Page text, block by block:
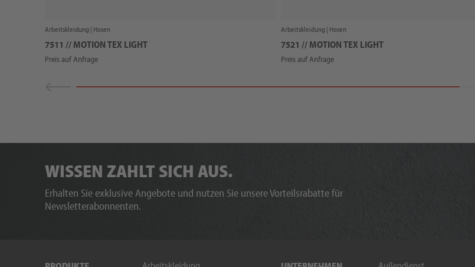
Arbeitskleidung | Hosen
7511 // MOTION TEX LIGHT
Preis auf Anfrage
Arbeitskleidung | Hosen
7521 // MOTION TEX LIGHT
Preis auf Anfrage
WISSEN ZAHLT SICH AUS.
Erhalten Sie exklusive Angebote und nutzen Sie unsere Vorteilsrabatte für
Newsletterabonnenten.